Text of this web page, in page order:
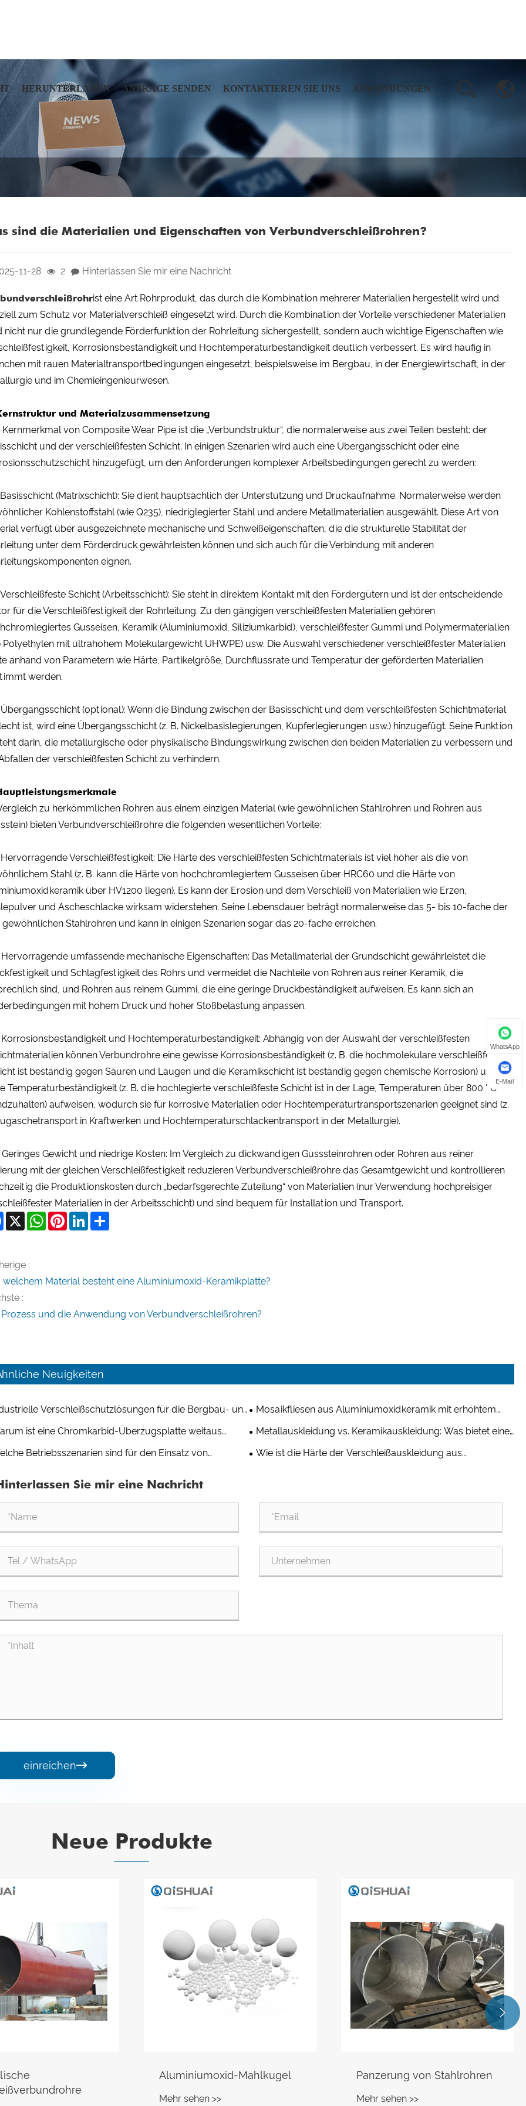
HERUNTERLADEN ANFRAGE SENDEN KONTAKTIEREN SIE UNS ANWENDUNGEN
sind die Materialien und Eigenschaften von Verbundverschleißrohren?
11-28 2 Hinterlassen Sie mir eine Nachricht
ist eine Art Rohrprodukt, das durch die Kombination mehrerer Materialien hergestellt wird und
zum Schutz vor Materialverschleiß eingesetzt wird. Durch die Kombination der Vorteile verschiedener Materialien
nicht nur die grundlegende Förderfunktion der Rohrleitung sichergestellt, sondern auch wichtige Eigenschaften wie
Korrosionsbeständigkeit und Hochtemperaturbeständigkeit deutlich verbessert. Es wird häufig in
mit rauen Materialtransportbedingungen eingesetzt, beispielsweise im Bergbau, in der Energiewirtschaft, in der
und im Chemieingenieurwesen.
und Materialzusammensetzung
Kernmerkmal von Composite Wear Pipe ist die „Verbundstruktur“, die normalerweise aus zwei Teilen besteht: der
und der verschleißfesten Schicht. In einigen Szenarien wird auch eine Übergangsschicht oder eine
hinzugefügt, um den Anforderungen komplexer Arbeitsbedingungen gerecht zu werden:
Basisschicht (Matrixschicht): Sie dient hauptsächlich der Unterstützung und Druckaufnahme. Normalerweise werden
Kohlenstoffstahl (wie Q235), niedriglegierter Stahl und andere Metallmaterialien ausgewählt. Diese Art von
verfügt über ausgezeichnete mechanische und Schweißeigenschaften, die die strukturelle Stabilität der
unter dem Förderdruck gewährleisten können und sich auch für die Verbindung mit anderen
eignen.
Verschleißfeste Schicht (Arbeitsschicht): Sie steht in direktem Kontakt mit den Fördergütern und ist der entscheidende
für die Verschleißfestigkeit der Rohrleitung. Zu den gängigen verschleißfesten Materialien gehören
Gusseisen, Keramik (Aluminiumoxid, Siliziumkarbid), verschleißfester Gummi und Polymermaterialien
Polyethylen mit ultrahohem Molekulargewicht UHWPE) usw. Die Auswahl verschiedener verschleißfester Materialien
anhand von Parametern wie Härte, Partikelgröße, Durchflussrate und Temperatur der geförderten Materialien
werden.
Übergangsschicht (optional): Wenn die Bindung zwischen der Basisschicht und dem verschleißfesten Schichtmaterial
ist, wird eine Übergangsschicht (z. B. Nickelbasislegierungen, Kupferlegierungen usw.) hinzugefügt. Seine Funktion
darin, die metallurgische oder physikalische Bindungswirkung zwischen den beiden Materialien zu verbessern und
der verschleißfesten Schicht zu verhindern.
zu herkömmlichen Rohren aus einem einzigen Material (wie gewöhnlichen Stahlrohren und Rohren aus
bieten Verbundverschleißrohre die folgenden wesentlichen Vorteile:
Hervorragende Verschleißfestigkeit: Die Härte des verschleißfesten Schichtmaterials ist viel höher als die von
Stahl (z. B. kann die Härte von hochchromlegiertem Gusseisen über HRC60 und die Härte von
über HV1200 liegen). Es kann der Erosion und dem Verschleiß von Materialien wie Erzen,
und Ascheschlacke wirksam widerstehen. Seine Lebensdauer beträgt normalerweise das 5- bis 10-fache der
Stahlrohren und kann in einigen Szenarien sogar das 20-fache erreichen.
Hervorragende umfassende mechanische Eigenschaften: Das Metallmaterial der Grundschicht gewährleistet die
und Schlagfestigkeit des Rohrs und vermeidet die Nachteile von Rohren aus reiner Keramik, die
sind, und Rohren aus reinem Gummi, die eine geringe Druckbeständigkeit aufweisen. Es kann sich an
mit hohem Druck und hoher Stoßbelastung anpassen.
Korrosionsbeständigkeit und Hochtemperaturbeständigkeit: Abhängig von der Auswahl der verschleißfesten
können Verbundrohre eine gewisse Korrosionsbeständigkeit (z. B. die hochmolekulare verschleißfeste
ist beständig gegen Säuren und Laugen und die Keramikschicht ist beständig gegen chemische Korrosion) und
Temperaturbeständigkeit (z. B. die hochlegierte verschleißfeste Schicht ist in der Lage, Temperaturen über 800 ° C
aufweisen, wodurch sie für korrosive Materialien oder Hochtemperaturtransportszenarien geeignet sind (z.
in Kraftwerken und Hochtemperaturschlackentransport in der Metallurgie).
Geringes Gewicht und niedrige Kosten: Im Vergleich zu dickwandigen Gusssteinrohren oder Rohren aus reiner
mit der gleichen Verschleißfestigkeit reduzieren Verbundverschleißrohre das Gesamtgewicht und kontrollieren
die Produktionskosten durch „bedarfsgerechte Zuteilung“ von Materialien (nur Verwendung hochpreisiger
Materialien in der Arbeitsschicht) und sind bequem für Installation und Transport.
Facebook
X WhatsAppPinterestLinkedIn
:
welchem ​​Material besteht eine Aluminiumoxid-Keramikplatte?
:
Prozess und die Anwendung von Verbundverschleißrohren?
Neuigkeiten
Verschleißschutzlösungen für die Bergbau- und
Mosaikfliesen aus Aluminiumoxidkeramik mit erhöhtem
Muster – eine praktische Verschleißlösung von Shandong
Qishuai Wear Resistance Equipment
ist eine Chromkarbid-Überzugsplatte weitaus
als gewöhnlicher Stahl?
Metallauskleidung vs. Keramikauskleidung: Was bietet eine
längere Lebensdauer in Umgebungen mit hohem Abrieb?
Betriebsszenarien sind für den Einsatz von
Wie ist die Härte der Verschleißauskleidung aus
Sie mir eine Nachricht
einreichen
Neue Produkte
Aluminiumoxid-Mahlkugel
Mehr sehen >>
Panzerung von Stahlrohren
Mehr sehen >>

WhatsApp
E-Mail